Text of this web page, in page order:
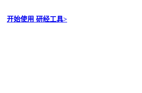
开始使用 研经工具>